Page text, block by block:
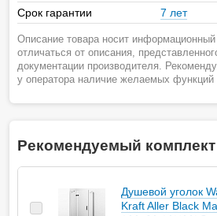
Срок гарантии
7 лет
Описание товара носит
отличаться от описания,
документации производителя.
у оператора наличие желаемых функций
Рекомендуемый комплект
Душевой уголок
Kraft Aller Black